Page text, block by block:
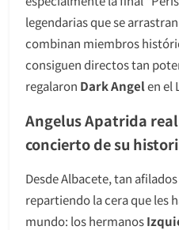
legendarias que se
combinan miembros
consiguen directos tan
regalaron Dark Angelen el
Angelus Apatrida
concierto de su
Desde Albacete, tan
repartiendo la cera que les
mundo: los hermanos